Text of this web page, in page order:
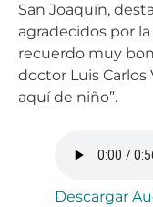
San Joaquín,
agradecidos por
recuerdo muy
doctor Luis
aquí de niño”.
Descargar